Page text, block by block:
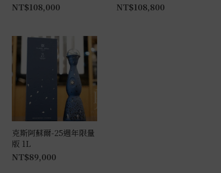
NT$108,000
NT$108,800
克斯阿蘇爾-25週年限量
版 1L
NT$89,000